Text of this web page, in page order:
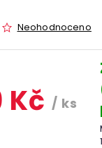
Neohodnoceno
Kč / ks